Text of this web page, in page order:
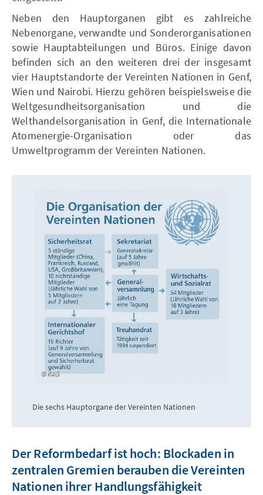
Neben den Hauptorganen gibt es zahlreiche
Nebenorgane, verwandte und Sonderorganisationen
sowie Hauptabteilungen und Büros. Einige davon
befinden sich an den weiteren drei der insgesamt
vier Hauptstandorte der Vereinten Nationen in Genf,
Wien und Nairobi. Hierzu gehören beispielsweise die
Weltgesundheitsorganisation und die
Welthandelsorganisation in Genf, die Internationale
Atomenergie-Organisation oder das
Umweltprogramm der Vereinten Nationen.
KAS
Die sechs Hauptorgane der Vereinten Nationen
Der Reformbedarf ist hoch: Blockaden in
zentralen Gremien berauben die Vereinten
Nationen ihrer Handlungsfähigkeit